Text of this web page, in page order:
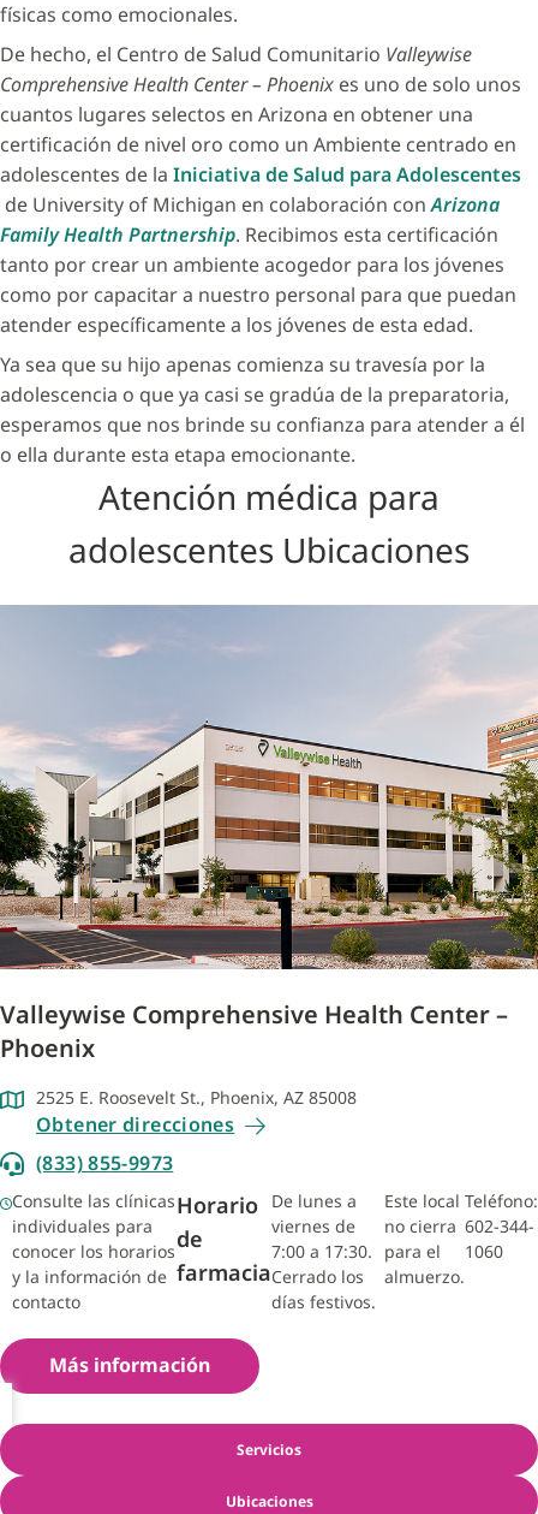
físicas como emocionales.
De hecho, el Centro de Salud Comunitario Valleywise
Comprehensive Health Center – Phoenix es uno de solo unos
cuantos lugares selectos en Arizona en obtener una
certificación de nivel oro como un Ambiente centrado en
adolescentes de la Iniciativa de Salud para Adolescentes
de University of Michigan en colaboración conArizona
Family Health Partnership. Recibimos esta certificación
tanto por crear un ambiente acogedor para los jóvenes
como por capacitar a nuestro personal para que puedan
atender específicamente a los jóvenes de esta edad.
Ya sea que su hijo apenas comienza su travesía por la
adolescencia o que ya casi se gradúa de la preparatoria,
esperamos que nos brinde su confianza para atender a él
o ella durante esta etapa emocionante.
Atención médica para
adolescentes Ubicaciones
Valleywise Comprehensive Health Center –
Phoenix
2525 E. Roosevelt St., Phoenix, AZ 85008
Obtener direcciones
(833) 855-9973
Consulte las clínicas
individuales para
conocer los horarios
y la información de
contacto
Horario
de
farmacia
De lunes a
viernes de
7:00 a 17:30.
Cerrado los
días festivos.
Este local
no cierra
para el
almuerzo.
Teléfono:
602-344-
1060
Más información
Servicios
Ubicaciones